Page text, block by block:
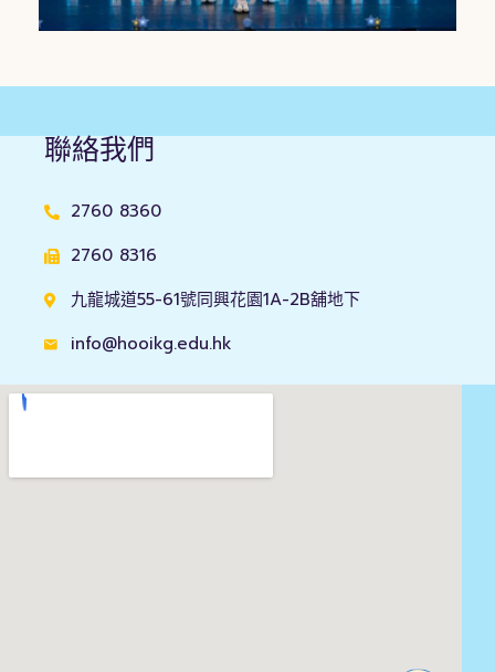
聯絡我們
2760 8360
2760 8316
九龍城道55-61號同興花園1A-2B舖地下
info@hooikg.edu.hk